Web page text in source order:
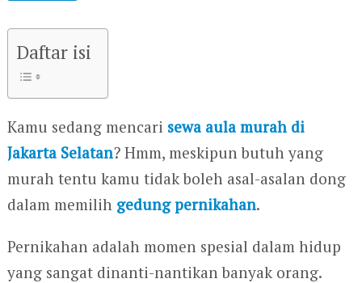
Daftar isi
Kamu sedang mencari sewa aula murah di
Jakarta Selatan? Hmm, meskipun butuh yang
murah tentu kamu tidak boleh asal-asalan dong
dalam memilih gedung pernikahan.
Pernikahan adalah momen spesial dalam hidup
yang sangat dinanti-nantikan banyak orang.